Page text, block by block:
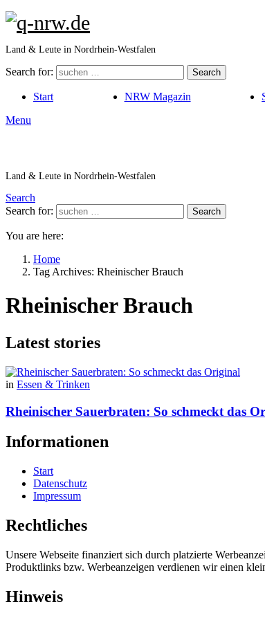
Land & Leute in Nordrhein-Westfalen
Search for: Search
Start NRW Magazin
Menu
Land & Leute in Nordrhein-Westfalen
Search
Search for:
Search
You are here:
Home
Tag Archives: Rheinischer Brauch
Rheinischer Brauch
Latest stories
in Essen & Trinken
Rheinischer Sauerbraten: So schmeckt das
Informationen
Start
Datenschutz
Impressum
Rechtliches
Unsere Webseite finanziert sich durch platzierte
Produktlinks bzw. Werbeanzeigen verdienen wir einen
Hinweis